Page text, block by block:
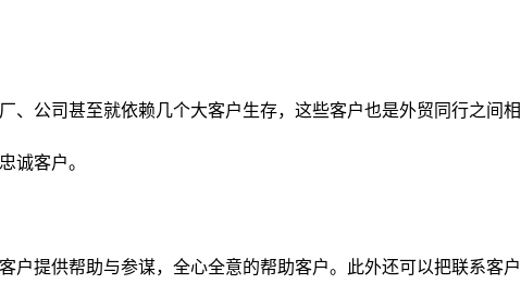
公司甚至就依赖几个大客户生存，这些客户也是外贸同行之间相
诚客户。
提供帮助与参谋，全心全意的帮助客户。此外还可以把联系客户